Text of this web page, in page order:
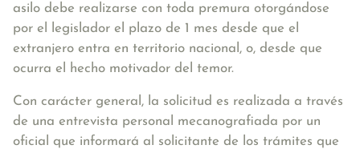
asilo debe realizarse con toda premura otorgándose
por el legislador el plazo de 1 mes desde que el
extranjero entra en territorio nacional, o, desde que
ocurra el hecho motivador del temor.
Con carácter general, la solicitud es realizada a través
de una entrevista personal mecanografiada por un
oficial que informará al solicitante de los trámites que